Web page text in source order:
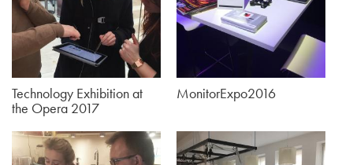
Technology Exhibition at
the Opera 2017
MonitorExpo2016